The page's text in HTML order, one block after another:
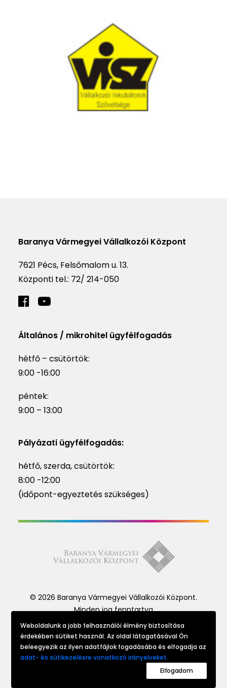
Baranya Vármegyei Vállalkozói Központ
7621 Pécs, Felsőmalom u. 13.
Központi tel.: 72/ 214-050
Általános / mikrohitel ügyfélfogadás
hétfő – csütörtök:
9:00 -16:00
péntek:
9:00 – 13:00
Pályázati ügyfélfogadás:
hétfő, szerda, csütörtök:
8:00 -12:00
(időpont-egyeztetés szükséges)
© 2026 Baranya Vármegyei Vállalkozói Központ.
Minden jog fenntartva
Website made by
Weboldalunk a jobb felhasználói élmény biztosítása
érdekében sütiket használ. Az oldal látogatásával Ön
beleegyezik az ilyen adatfájlok fogadásába és elfogadja az
adat- és sütikezelésre vonatkozó irányelveket.
Elfogadom